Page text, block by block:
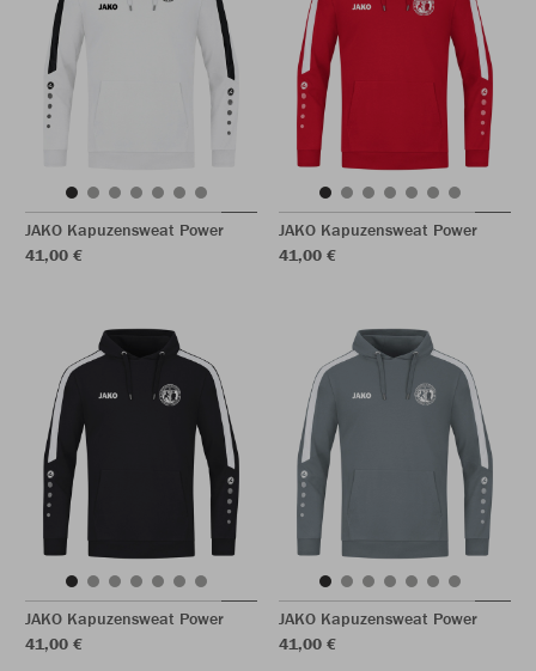
JAKO Kapuzensweat Power
41,00 €
JAKO Kapuzensweat Power
41,00 €
JAKO Kapuzensweat Power
41,00 €
JAKO Kapuzensweat Power
41,00 €